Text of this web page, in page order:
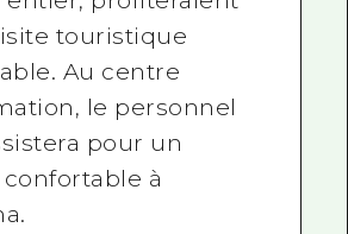
touristique
Au centre
le personnel
pour un
à